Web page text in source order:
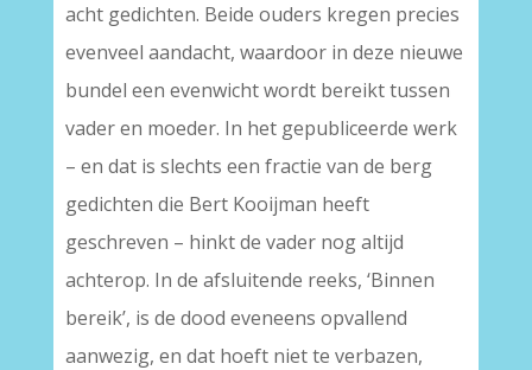
acht gedichten. Beide ouders kregen precies
evenveel aandacht, waardoor in deze nieuwe
bundel een evenwicht wordt bereikt tussen
vader en moeder. In het gepubliceerde werk
– en dat is slechts een fractie van de berg
gedichten die Bert Kooijman heeft
geschreven – hinkt de vader nog altijd
achterop. In de afsluitende reeks, ‘Binnen
bereik’, is de dood eveneens opvallend
aanwezig, en dat hoeft niet te verbazen,